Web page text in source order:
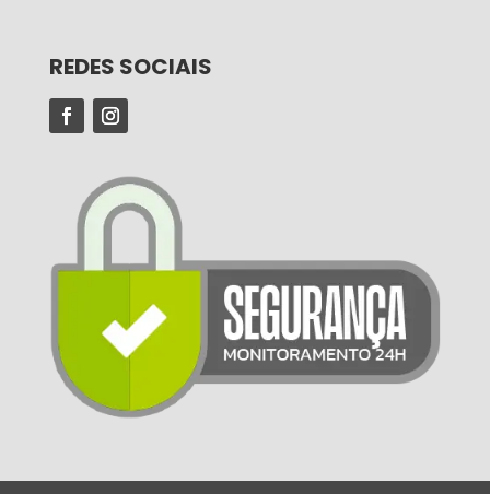
REDES SOCIAIS